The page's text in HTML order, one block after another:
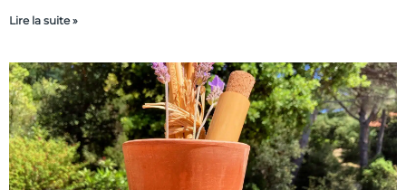
Lire la suite »